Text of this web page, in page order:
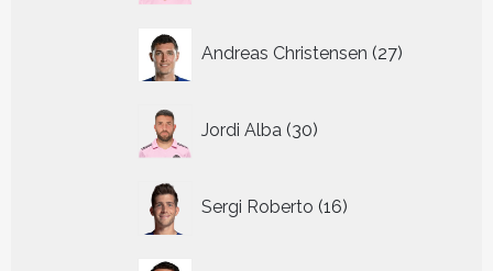
Andreas Christensen 27
producten
Jordi Alba 30
producten
Sergi Roberto 16
producten